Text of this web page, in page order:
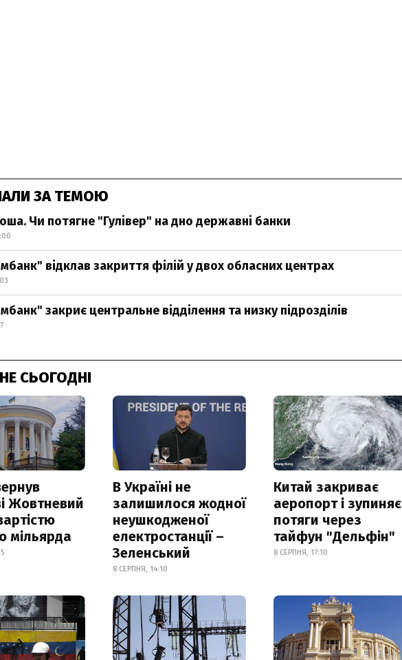
ЗА ТЕМОЮ
Чи потягне "Гулівер" на дно державні банки
відклав закриття філій у двох обласних центрах
закриє центральне відділення та низку підрозділів
СЬОГОДНІ
Жовтневий
мільярда
В Україні не
залишилося жодної
неушкодженої
електростанції –
Зеленський
8 СЕРПНЯ, 14:10
Китай закриває
аеропорт і зупиняє
потяги через
тайфун "Дельфін"
8 СЕРПНЯ, 17:10